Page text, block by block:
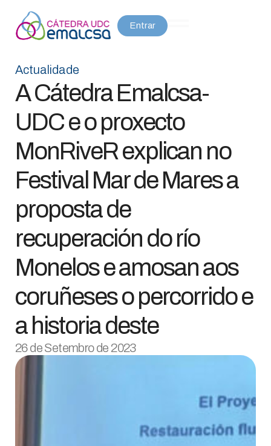
Entrar
Actualidade
A Cátedra Emalcsa-
UDC e o proxecto
MonRiveR explican no
Festival Mar de Mares a
proposta de
recuperación do río
Monelos e amosan aos
coruñeses o percorrido e
a historia deste
26 de Setembro de 2023